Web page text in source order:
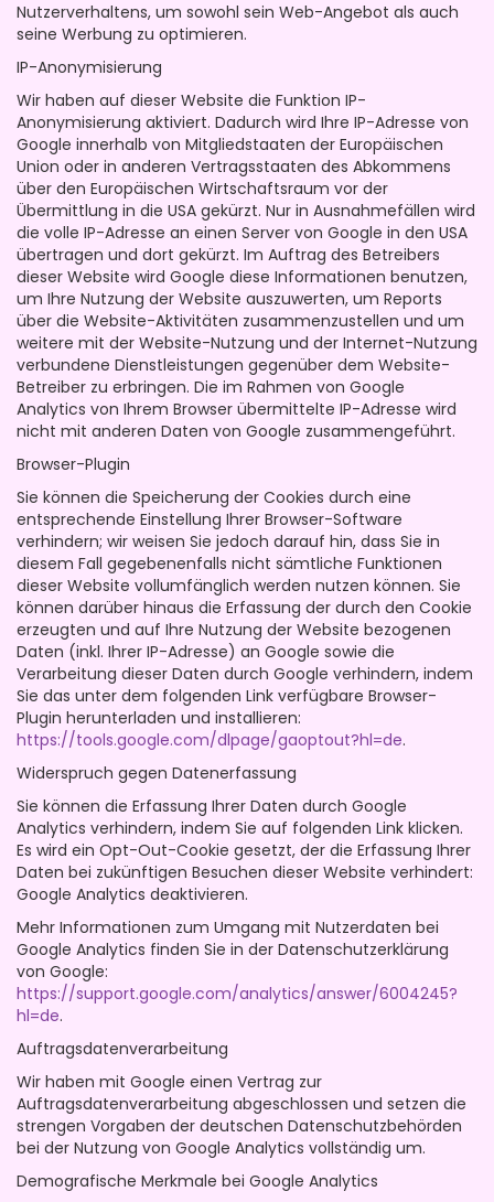
Nutzerverhaltens, um sowohl sein Web-Angebot als auch
seine Werbung zu optimieren.
IP-Anonymisierung
Wir haben auf dieser Website die Funktion IP-
Anonymisierung aktiviert. Dadurch wird Ihre IP-Adresse von
Google innerhalb von Mitgliedstaaten der Europäischen
Union oder in anderen Vertragsstaaten des Abkommens
über den Europäischen Wirtschaftsraum vor der
Übermittlung in die USA gekürzt. Nur in Ausnahmefällen wird
die volle IP-Adresse an einen Server von Google in den USA
übertragen und dort gekürzt. Im Auftrag des Betreibers
dieser Website wird Google diese Informationen benutzen,
um Ihre Nutzung der Website auszuwerten, um Reports
über die Website-Aktivitäten zusammenzustellen und um
weitere mit der Website-Nutzung und der Internet-Nutzung
verbundene Dienstleistungen gegenüber dem Website-
Betreiber zu erbringen. Die im Rahmen von Google
Analytics von Ihrem Browser übermittelte IP-Adresse wird
nicht mit anderen Daten von Google zusammengeführt.
Browser-Plugin
Sie können die Speicherung der Cookies durch eine
entsprechende Einstellung Ihrer Browser-Software
verhindern; wir weisen Sie jedoch darauf hin, dass Sie in
diesem Fall gegebenenfalls nicht sämtliche Funktionen
dieser Website vollumfänglich werden nutzen können. Sie
können darüber hinaus die Erfassung der durch den Cookie
erzeugten und auf Ihre Nutzung der Website bezogenen
Daten (inkl. Ihrer IP-Adresse) an Google sowie die
Verarbeitung dieser Daten durch Google verhindern, indem
Sie das unter dem folgenden Link verfügbare Browser-
Plugin herunterladen und installieren:
https://tools.google.com/dlpage/gaoptout?hl=de.
Widerspruch gegen Datenerfassung
Sie können die Erfassung Ihrer Daten durch Google
Analytics verhindern, indem Sie auf folgenden Link klicken.
Es wird ein Opt-Out-Cookie gesetzt, der die Erfassung Ihrer
Daten bei zukünftigen Besuchen dieser Website verhindert:
Google Analytics deaktivieren.
Mehr Informationen zum Umgang mit Nutzerdaten bei
Google Analytics finden Sie in der Datenschutzerklärung
von Google:
https://support.google.com/analytics/answer/6004245?
hl=de.
Auftragsdatenverarbeitung
Wir haben mit Google einen Vertrag zur
Auftragsdatenverarbeitung abgeschlossen und setzen die
strengen Vorgaben der deutschen Datenschutzbehörden
bei der Nutzung von Google Analytics vollständig um.
Demografische Merkmale bei Google Analytics